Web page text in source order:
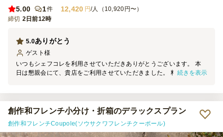
5.00
1件 12,420 円/人（10,920円〜）
締切 2日前12時
ありがとう
5.0
ゲスト 様
いつもシェフコレを利用させていただきありがとうございます。 本
日は懇親会にて、貴店をご利用させていただきました。 料理の見た
続きを表示
創作和フレンチ小分け・折箱のデラックスプラン
創作和フレンチCoupole(ソウサクワフレンチクーポール)